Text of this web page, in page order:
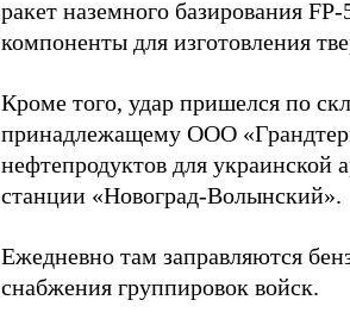
ракет наземного базирования
компоненты для изготовления
Кроме того, удар пришелся по
принадлежащему ООО
нефтепродуктов для украинской
станции «Новоград-Волынский».
Ежедневно там заправляются
снабжения группировок войск.